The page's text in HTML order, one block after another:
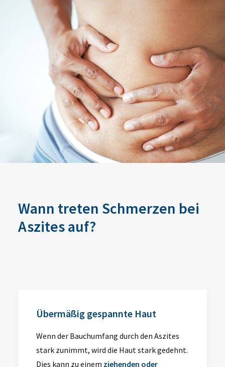
Wann treten Schmerzen bei
Aszites auf?
Übermäßig gespannte Haut
Wenn der Bauchumfang durch den Aszites
stark zunimmt, wird die Haut stark gedehnt.
Dies kann zu einem ziehenden oder